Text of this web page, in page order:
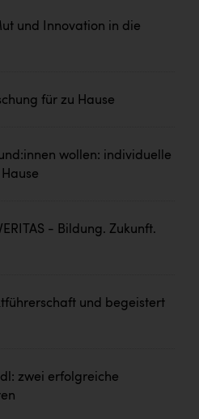
und Innovation in die
für zu Hause
wollen: individuelle
- Bildung. Zukunft.
und begeistert
zwei erfolgreiche